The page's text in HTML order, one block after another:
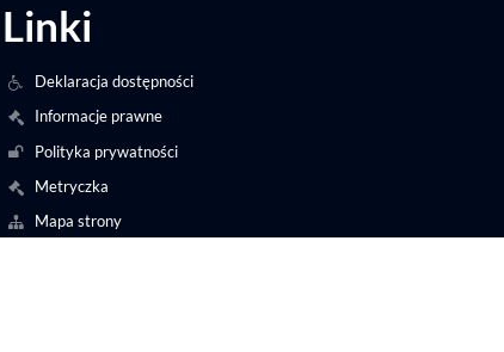
Linki
Deklaracja dostępności
Informacje prawne
Polityka prywatności
Metryczka
Mapa strony